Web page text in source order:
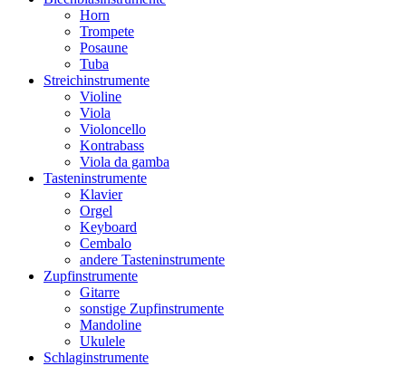
Horn
Trompete
Posaune
Tuba
Streichinstrumente
Violine
Viola
Violoncello
Kontrabass
Viola da gamba
Tasteninstrumente
Klavier
Orgel
Keyboard
Cembalo
andere Tasteninstrumente
Zupfinstrumente
Gitarre
sonstige Zupfinstrumente
Mandoline
Ukulele
Schlaginstrumente